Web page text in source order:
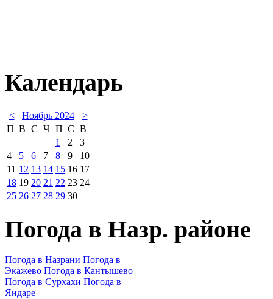
Календарь
< Ноябрь 2024
>
П В С Ч П С В
1
2
3
4
5 6 7 8 9
10
11 12 13 14 15 16 17
18 19 20 21 22 23 24
25 26 27 28 29 30
Погода в Назр. районе
Погода в Назрани Погода в
Экажево Погода в Кантышево
Погода в Сурхахи Погода в
Яндаре